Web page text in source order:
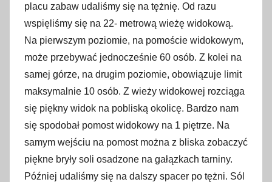
placu zabaw udaliśmy się na tężnię. Od razu
wspięliśmy się na 22- metrową wieżę widokową.
Na pierwszym poziomie, na pomoście widokowym,
może przebywać jednocześnie 60 osób. Z kolei na
samej górze, na drugim poziomie, obowiązuje limit
maksymalnie 10 osób. Z wieży widokowej rozciąga
się piękny widok na pobliską okolicę. Bardzo nam
się spodobał pomost widokowy na 1 piętrze. Na
samym wejściu na pomost można z bliska zobaczyć
piękne bryły soli osadzone na gałązkach tarniny.
Później udaliśmy się na dalszy spacer po tężni. Sól